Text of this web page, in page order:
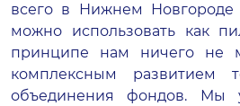
всего в Нижнем
можно использовать как
принципе нам ничего не
комплексным развитием
объединения фондов. Мы